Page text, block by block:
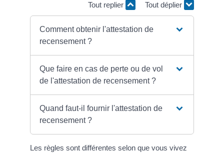
Tout replier
Tout déplier
Comment obtenir l'attestation de
recensement ?
Que faire en cas de perte ou de vol
de l'attestation de recensement ?
Quand faut-il fournir l'attestation de
recensement ?
Les règles sont différentes selon que vous vivez